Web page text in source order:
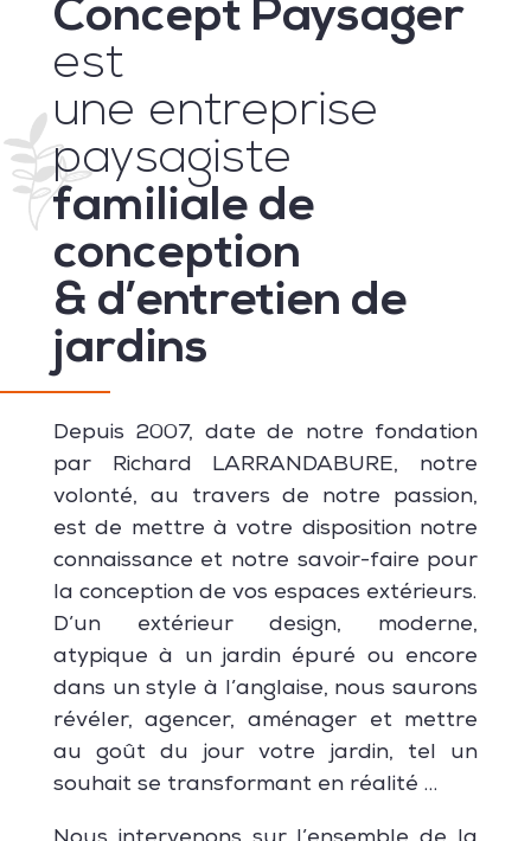
Concept Paysager
est
une entreprise
paysagiste
familiale de
conception
& d’entretien de
jardins
Depuis 2007, date de notre fondation
par Richard LARRANDABURE, notre
volonté, au travers de notre passion,
est de mettre à votre disposition notre
connaissance et notre savoir-faire pour
la conception de vos espaces extérieurs.
D’un extérieur design, moderne,
atypique à un jardin épuré ou encore
dans un style à l’anglaise, nous saurons
révéler, agencer, aménager et mettre
au goût du jour votre jardin, tel un
souhait se transformant en réalité …